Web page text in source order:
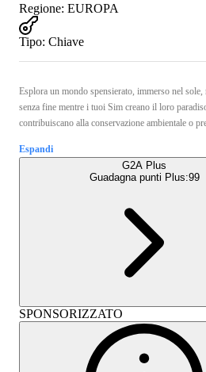
Regione: EUROPA
Tipo: Chiave
Esplora un mondo spensierato, immerso nel
senza fine mentre i tuoi Sim creano il loro
contribuiscano alla conservazione ambientale o
Espandi
G2A Plus
Guadagna punti Plus:99
SPONSORIZZATO